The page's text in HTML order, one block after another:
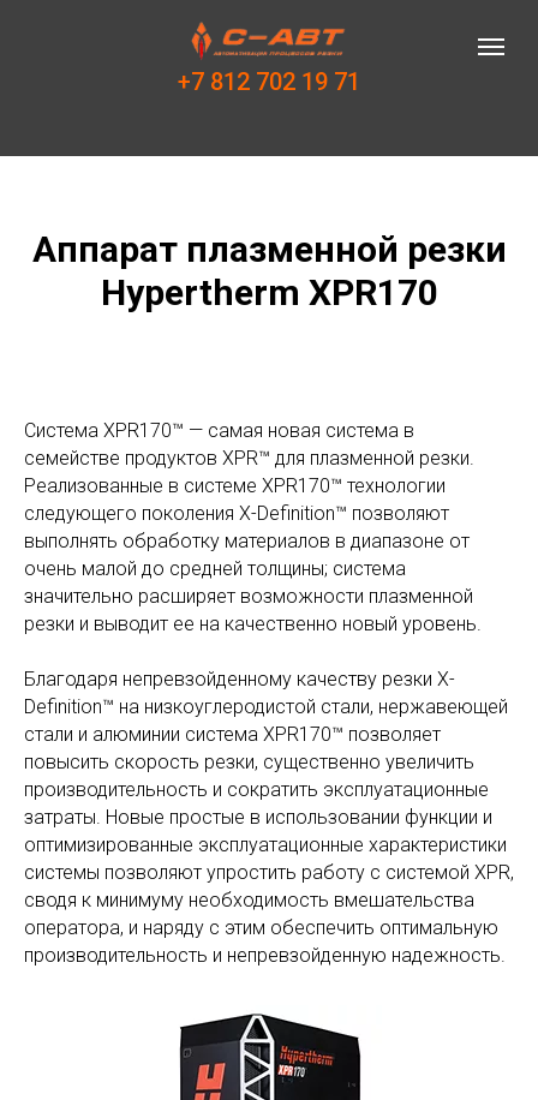
+7 812 702 19 71
Аппарат плазменной резки
Hypertherm XPR170
Система XPR170™ — самая новая система в
семействе продуктов XPR™ для плазменной резки.
Реализованные в системе XPR170™ технологии
следующего поколения X-Definition™ позволяют
выполнять обработку материалов в диапазоне от
очень малой до средней толщины; система
значительно расширяет возможности плазменной
резки и выводит ее на качественно новый уровень.
Благодаря непревзойденному качеству резки X-
Definition™ на низкоуглеродистой стали, нержавеющей
стали и алюминии система XPR170™ позволяет
повысить скорость резки, существенно увеличить
производительность и сократить эксплуатационные
затраты. Новые простые в использовании функции и
оптимизированные эксплуатационные характеристики
системы позволяют упростить работу с системой XPR,
сводя к минимуму необходимость вмешательства
оператора, и наряду с этим обеспечить оптимальную
производительность и непревзойденную надежность.